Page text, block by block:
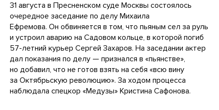
31 августа в Пресненском суде Москвы состоялось
очередное заседание по делу Михаила
Ефремова. Он обвиняется в том, что пьяным сел за руль
и устроил аварию на Садовом кольце, в которой погиб
57-летний курьер Сергей Захаров. На заседании актер
дал показания по делу — признался в «пьянстве»,
но добавил, что не готов взять на себя «всю вину
за Октябрьскую революцию». За ходом процесса
наблюдала спецкор «Медузы» Кристина Сафонова.